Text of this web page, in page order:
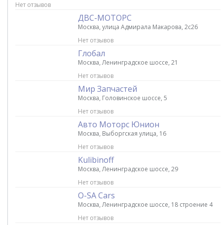
Нет отзывов
ДВС-МОТОРС
Москва, улица Адмирала Макарова, 2с26
Нет отзывов
Глобал
Москва, Ленинградское шоссе, 21
Нет отзывов
Мир Запчастей
Москва, Головинское шоссе, 5
Нет отзывов
Авто Моторс Юнион
Москва, Выборгская улица, 16
Нет отзывов
Kulibinoff
Москва, Ленинградское шоссе, 29
Нет отзывов
O-SA Cars
Москва, Ленинградское шоссе, 18 строение 4
Нет отзывов